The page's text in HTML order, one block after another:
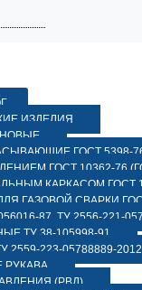
ИЗДЕЛИЯ
ГОСТ 5398-
ГОСТ 10362-76
КАРКАСОМ ГОСТ
ГАЗОВОЙ СВАРКИ
87, ТУ 2556-221-
ТУ 38-105998-91
223-05788889-2012
(РВД)